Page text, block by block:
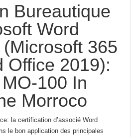
Bureautique
Word
365
Office 2019):
100 In
Morroco
la certification d’associé Word
le bon application des principales